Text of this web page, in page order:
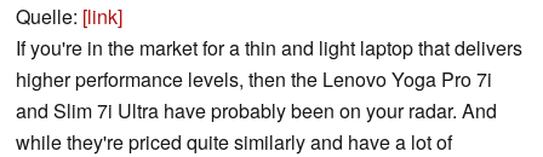
Quelle: [link]
If you're in the market for a thin and light laptop that delivers
higher performance levels, then the Lenovo Yoga Pro 7i
and Slim 7i Ultra have probably been on your radar. And
while they're priced quite similarly and have a lot of